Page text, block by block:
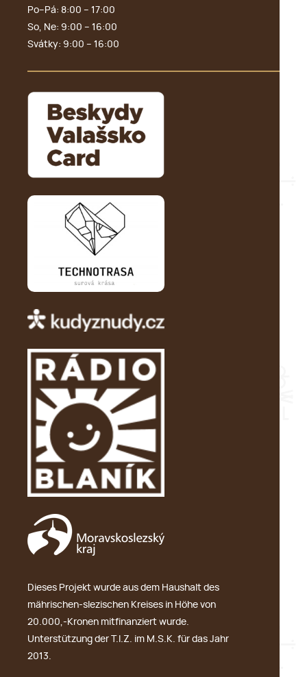
Po–Pá: 8:00 – 17:00
So, Ne: 9:00 – 16:00
Svátky: 9:00 – 16:00
Dieses Projekt wurde aus dem Haushalt des
mährischen-slezischen Kreises in Höhe von
20.000,-Kronen mitfinanziert wurde.
Unterstützung der T.I.Z. im M.S.K. für das Jahr
2013.